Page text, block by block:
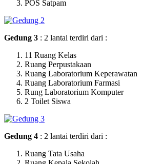
POS Satpam
Gedung 3 : 2 lantai terdiri dari :
11 Ruang Kelas
Ruang Perpustakaan
Ruang Laboratorium Keperawatan
Ruang Laboratorium Farmasi
Rung Laboratorium Komputer
2 Toilet Siswa
Gedung 4 : 2 lantai terdiri dari :
Ruang Tata Usaha